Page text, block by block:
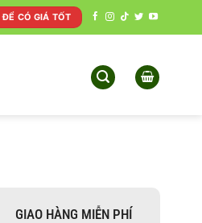
CÓ GIÁ TỐT
GIAO HÀNG MIỄN PHÍ